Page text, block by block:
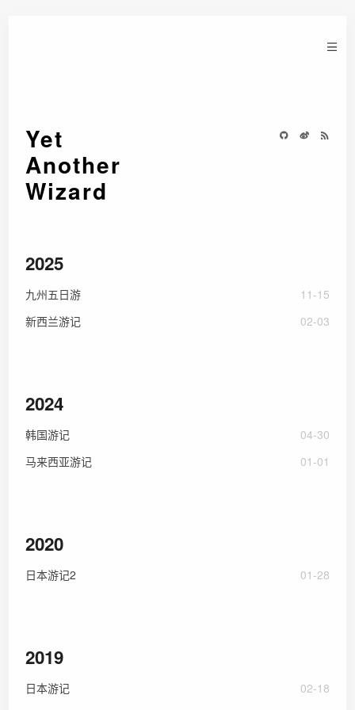
Yet
Another
Wizard
2025
九州五日游
11-15
新西兰游记
02-03
2024
韩国游记
04-30
马来西亚游记
01-01
2020
日本游记2 01-28
2019
日本游记 02-18